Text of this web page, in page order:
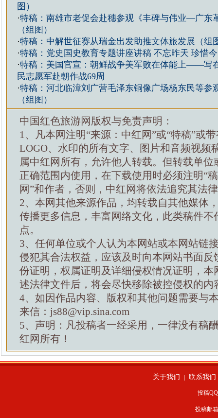
图）
·特稿：南雄市老促会赴穗参观《丰碑与伟业—广东
（组图）
·特稿：中解世征赛从瑞金出发助推文体旅发展（组
·特稿：党史国史教育专题讲座讲稿 不忘昨天 珍惜
·特稿：美国官宣：朝鲜战争美军败在体能上——写
民志愿军赴朝作战69周
·特稿：河北临漳刘广营毛泽东铜像广场杨东民等参
（组图）
中国红色旅游网版权与免责声明：
1、凡本网注明“来源：中红网”或“特稿”或
LOGO、水印的所有文字、图片和音频视频
属中红网所有，允许他人转载。但转载单位
正确范围内使用，在下载使用时必须注明“
网”和作者，否则，中红网将依法追究其法
2、本网其他来源作品，均转载自其他媒体
传播更多信息，丰富网络文化，此类稿件不
点。
3、任何单位或个人认为本网站或本网站链
侵犯其合法权益，应该及时向本网站书面反
份证明，权属证明及详细侵权情况证明，本
述法律文件后，将会尽快移除被控侵权的内
4、如因作品内容、版权和其他问题需要与
来信：js88@vip.sina.com
5、声明：凡投稿者一经采用，一律没有稿
红网所有！
关于我们 联系我们
投稿
投稿邮